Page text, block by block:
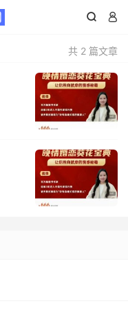
 
共 2 篇文章